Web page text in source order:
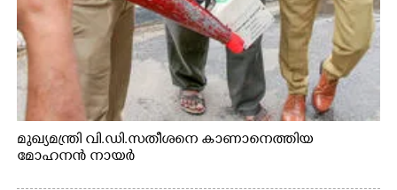
മുഖ്യമന്ത്രി വി.ഡി.സതീശനെ കാണാനെത്തിയ
മോഹനൻ നായർ